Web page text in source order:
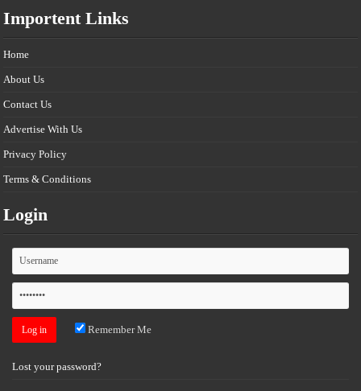
Importent Links
Home
About Us
Contact Us
Advertise With Us
Privacy Policy
Terms & Conditions
Login
Remember Me
Lost your password?